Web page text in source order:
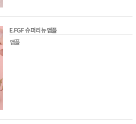
E.FGF 슈퍼리뉴앰플
앰플